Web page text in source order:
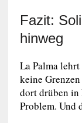
Fazit:
hinweg
La Palma
keine
dort drüben in
Problem. Und